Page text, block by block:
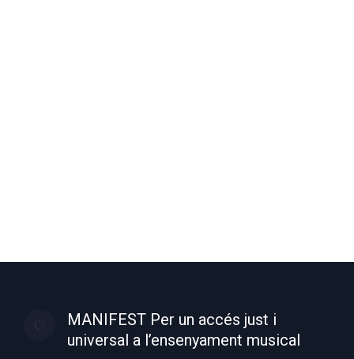
MANIFEST Per un accés just i
universal a l’ensenyament musical